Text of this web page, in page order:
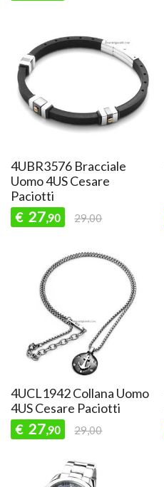
4UBR3576 Bracciale
Uomo 4US Cesare
Paciotti
€ 27,90 29,00
4UCL1942 Collana Uomo
4US Cesare Paciotti
€ 27,90 29,00